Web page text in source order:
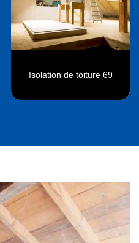
Isolation de toiture 69